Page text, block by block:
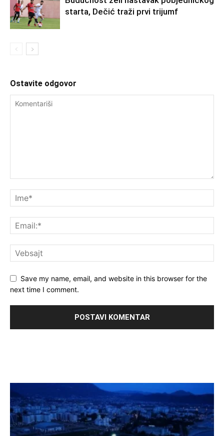
starta, Dečić traži prvi trijumf
Ostavite odgovor
Save my name, email, and website in this browser for the
next time I comment.